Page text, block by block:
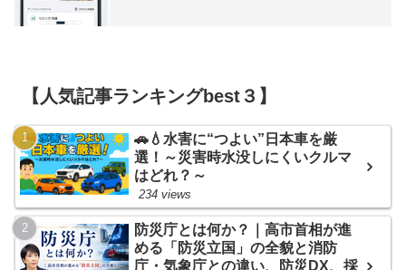
【人気記事ランキングbest３】
🚗💧水害に“つよい”日本車を厳
選！～災害時水没しにくいクルマ
はどれ？～
234 views
防災庁とは何か？｜高市首相が進
める「防災立国」の全貌と消防
庁・気象庁との違い、防災DX、採